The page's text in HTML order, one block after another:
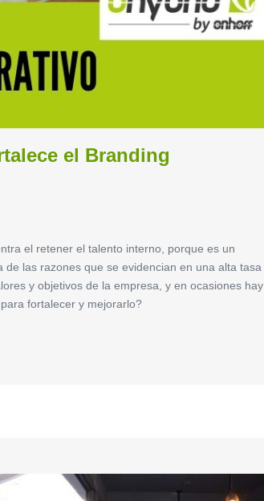
el Branding
el retener el talento interno, porque es un
las razones que se evidencian en una alta tasa
y objetivos de la empresa, y en ocasiones hay
fortalecer y mejorarlo?